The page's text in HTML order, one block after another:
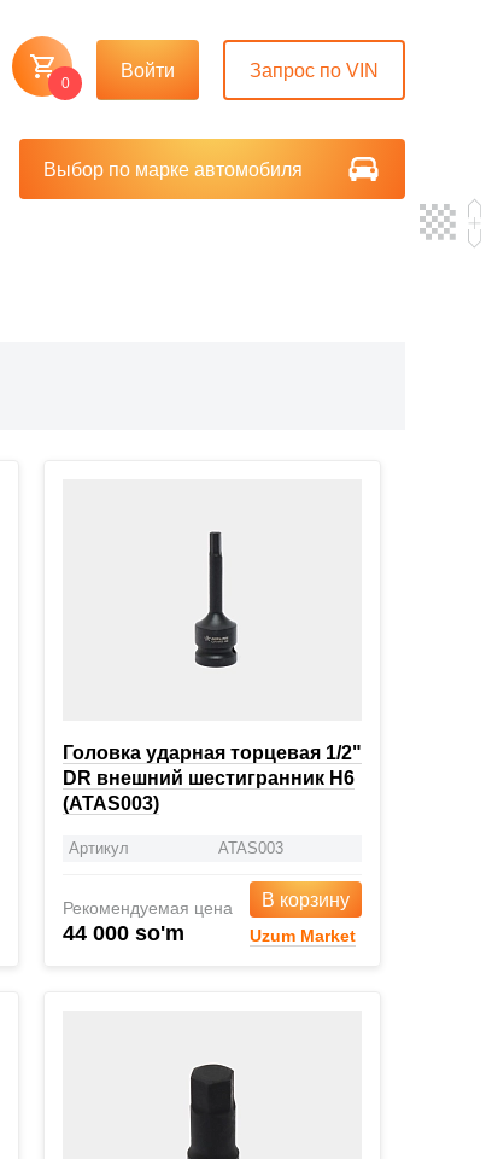
0
Войти Запрос по VIN
Выбор по марке автомобиля
Головка ударная торцевая 1/2"
DR внешний шестигранник H6
(ATAS003)
Артикул ATAS003
Рекомендуемая цена
44 000 so'm
В корзину
Uzum Market